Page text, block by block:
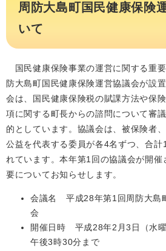
周防大島町国民健康保険
いて
国民健康保険事業の運営に関する重
防大島町国民健康保険運営協議会が設
会は、国民健康保険税の賦課方法や保
項に関する町長からの諮問について審
的としています。協議会は、被保険者
公益を代表する委員が各4名ずつ、合計
れています。本年第1回の協議会が開
要についてお知らせします。
会議名 平成28年第1回周防大島
会
開催日時 平成28年2月3日（水
午後3時30分まで